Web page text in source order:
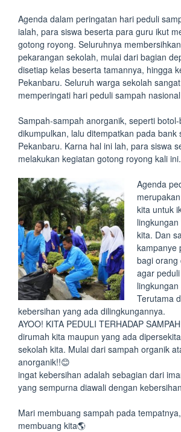
Agenda dalam peringatan hari peduli
ialah, para siswa beserta para guru ikut
gotong royong. Seluruhnya
pekarangan sekolah, mulai dari bagian
disetiap kelas beserta tamannya, hingga
Pekanbaru. Seluruh warga sekolah
memperingati hari peduli sampah
Sampah-sampah anorganik, seperti
dikumpulkan, lalu ditempatkan pada bank
Pekanbaru. Karna hal ini lah, para siswa
melakukan kegiatan gotong royong kali ini.
Agenda
kita untuk
kita. Dan
kampanye
bagi orang
agar
Terutama
kebersihan yang ada dilingkungannya.
AYOO! KITA PEDULI TERHADAP
dirumah kita maupun yang ada
sekolah kita. Mulai dari sampah organik
anorganik!!😊
ingat kebersihan adalah sebagian dari
yang sempurna diawali dengan
Mari membuang sampah pada
membuang kita🌎